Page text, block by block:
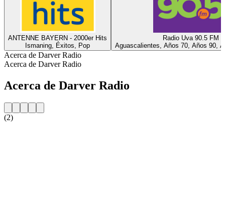
ANTENNE BAYERN - 2000er Hits
Ismaning, Éxitos, Pop
Radio Uva 90.5 FM
Aguascalientes, Años 70, Años 90,
Acerca de Darver Radio
Acerca de Darver Radio
Acerca de Darver Radio
(2)